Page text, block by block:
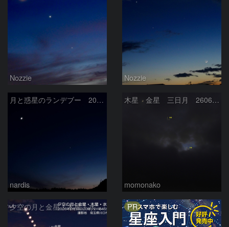
Nozzie Nozzie
月と惑星のランデブー 2026/06/19
nardis
木星 金星 三日月 260618
momonako
夕空の月と金星・木星・水星の接近 2026/6/18 PR